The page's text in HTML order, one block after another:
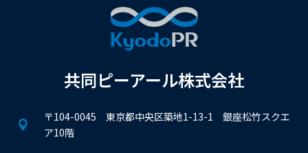
共同ピーアール株式会社
〒104-0045 東京都中央区築地1-13-1 銀座松竹スクエ
ア10階